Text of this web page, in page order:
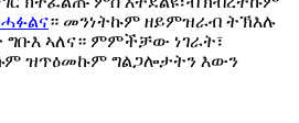
። መንነትኩም ዘይምዝራብ ትኽእሉ
ኣለና። ምምችቻው ነገራት፣
ዝጥዕመኩም ግልጋሎታትን እውን